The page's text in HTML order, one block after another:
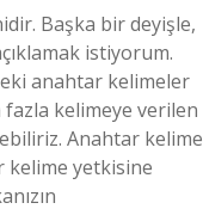
Başka bir deyişle,
istiyorum.
anahtar kelimeler
fazla kelimeye verilen
Anahtar kelime
kelime yetkisine